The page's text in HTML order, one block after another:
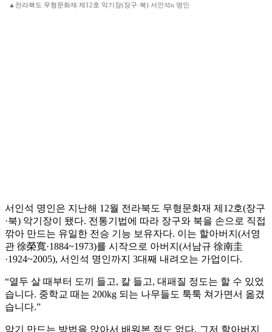
▲전라북도 무형문화재 제12호 악기장(장구·북) 서인석n 명인
서인석 명인은 지난해 12월 전라북도 무형문화재 제12호(장구
·북) 악기장이 됐다. 전통기법에 따라 장구와 북을 손으로 직접
깎아 만드는 유일한 전승 기능 보유자다. 이는 할아버지(서영
관 徐榮寬·1884~1973)를 시작으로 아버지(서남규 徐南圭
·1924~2005), 서인석 명인까지 3대째 내려오는 가업이다.
“열두 살 때부터 도끼 들고, 칼 들고, 대패질 정도는 할 수 있었
습니다. 중학교 때는 200kg 되는 나무들도 툭툭 쳐가면서 옮겼
습니다.”
악기 만드는 방법을 앉아서 배워본 적도 없다. 그저 할아버지